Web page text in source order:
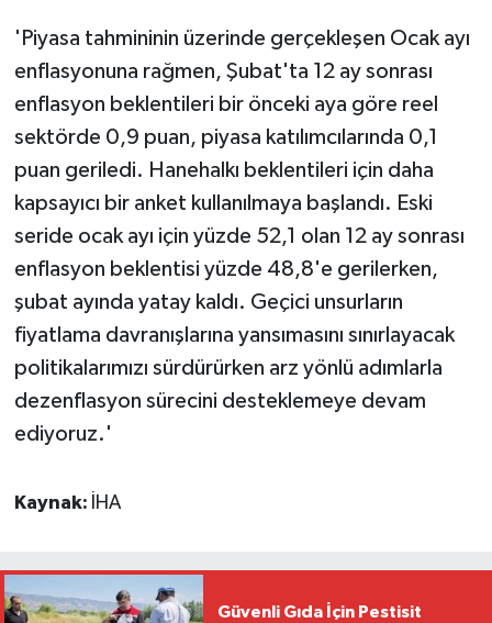
'Piyasa tahmininin üzerinde gerçekleşen Ocak ayı
enflasyonuna rağmen, Şubat'ta 12 ay sonrası
enflasyon beklentileri bir önceki aya göre reel
sektörde 0,9 puan, piyasa katılımcılarında 0,1
puan geriledi. Hanehalkı beklentileri için daha
kapsayıcı bir anket kullanılmaya başlandı. Eski
seride ocak ayı için yüzde 52,1 olan 12 ay sonrası
enflasyon beklentisi yüzde 48,8'e gerilerken,
şubat ayında yatay kaldı. Geçici unsurların
fiyatlama davranışlarına yansımasını sınırlayacak
politikalarımızı sürdürürken arz yönlü adımlarla
dezenflasyon sürecini desteklemeye devam
ediyoruz.'
Kaynak: İHA
Güvenli Gıda İçin Pestisit